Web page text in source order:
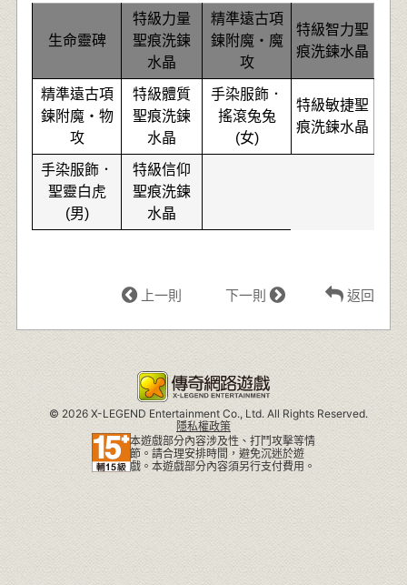
生命靈碑
特級力量
聖痕洗鍊
水晶
精準遠古項
鍊附魔‧魔
攻
特級智力聖
痕洗鍊水晶
精準遠古項
鍊附魔‧物
攻
特級體質
聖痕洗鍊
水晶
手染服飾．
搖滾兔兔
(女)
特級敏捷聖
痕洗鍊水晶
手染服飾．
聖靈白虎
(男)
特級信仰
聖痕洗鍊
水晶
上一則 下一則 返回
© 2026 X-LEGEND Entertainment Co., Ltd. All Rights Reserved.
隱私權政策
本遊戲部分內容涉及性、打鬥攻擊等情
節。請合理安排時間，避免沉迷於遊
戲。本遊戲部分內容須另行支付費用。